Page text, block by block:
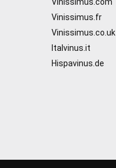
Vinissimus.fr
Vinissimus.co.uk
Italvinus.it
Hispavinus.de